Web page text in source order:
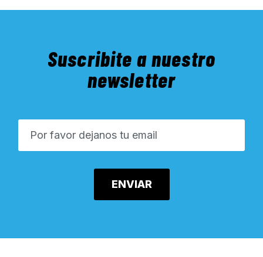
Suscribite a nuestro
newsletter